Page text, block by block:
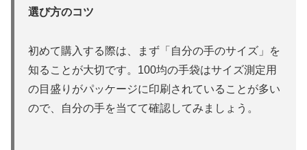
選び方のコツ
初めて購入する際は、まず「自分の手のサイズ」を
知ることが大切です。100均の手袋はサイズ測定用
の目盛りがパッケージに印刷されていることが多い
ので、自分の手を当てて確認してみましょう。